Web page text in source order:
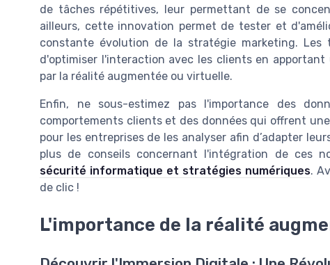
de tâches répétitives, leur permettant de se
ailleurs, cette innovation permet de tester et
constante évolution de la stratégie marketing. Les
d'optimiser l'interaction avec les clients en
par la réalité augmentée ou virtuelle.
Enfin, ne sous-estimez pas l'importance des
comportements clients et des données qui offrent
pour les entreprises de les analyser afin d’adapter
plus de conseils concernant l'intégration de ces
sécurité informatique et stratégies numériques.
de clic !
L'importance de la réalité